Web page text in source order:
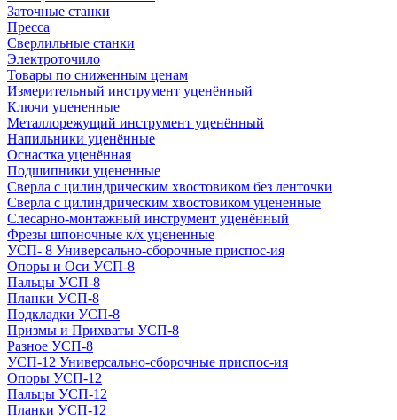
Заточные станки
Пресса
Сверлильные станки
Электроточило
Товары по сниженным ценам
Измерительный инструмент уценённый
Ключи уцененные
Металлорежущий инструмент уценённый
Напильники уценённые
Оснастка уценённая
Подшипники уцененные
Сверла с цилиндрическим хвостовиком без ленточки
Сверла с цилиндрическим хвостовиком уцененные
Слесарно-монтажный инструмент уценённый
Фрезы шпоночные к/х уцененные
УСП- 8 Универсально-сборочные приспос-ия
Опоры и Оси УСП-8
Пальцы УСП-8
Планки УСП-8
Подкладки УСП-8
Призмы и Прихваты УСП-8
Разное УСП-8
УСП-12 Универсально-сборочные приспос-ия
Опоры УСП-12
Пальцы УСП-12
Планки УСП-12